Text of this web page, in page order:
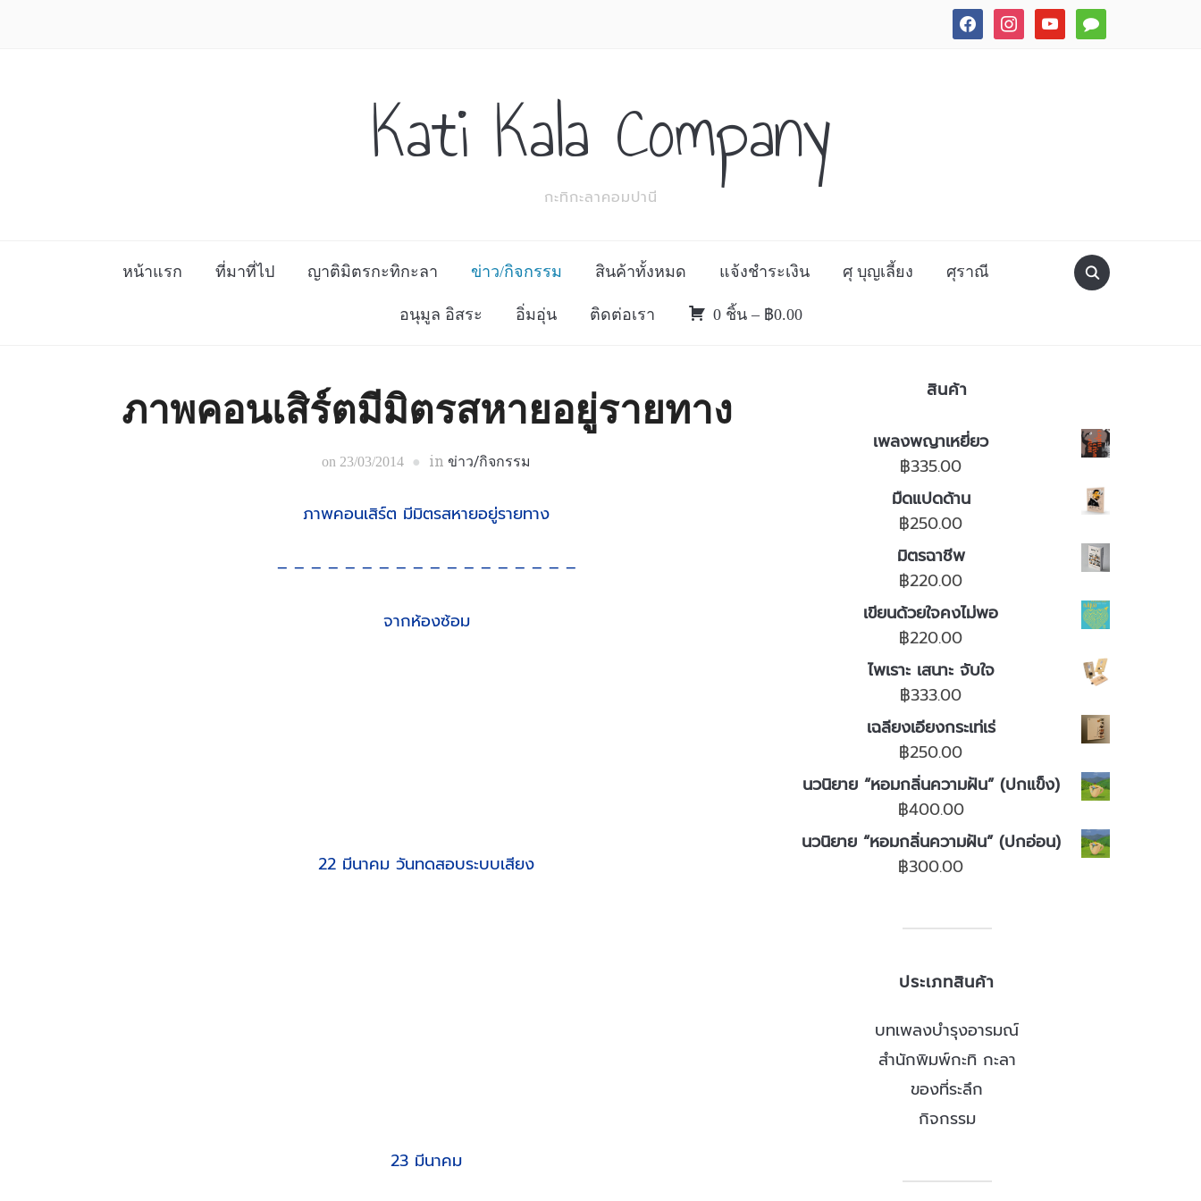
facebook instagram youtube comment
Kati Kala Company
กะทิกะลาคอมปานี
หน้าแรก ที่มาที่ไป ญาติมิตรกะทิกะลา ข่าว/กิจกรรม สินค้าทั้งหมด แจ้งชำระเงิน ศุ บุญเลี้ยง ศุราณี
อนุมูล อิสระ อิ่มอุ่น ติดต่อเรา 0 ชิ้น – ฿0.00
ภาพคอนเสิร์ตมีมิตรสหายอยู่รายทาง
on 23/03/2014 in ข่าว/กิจกรรม
ภาพคอนเสิร์ต มีมิตรสหายอยู่รายทาง
– – – – – – – – – – – – – – – – – –
จากห้องซ้อม
22 มีนาคม วันทดสอบระบบเสียง
23 มีนาคม
สินค้า
เพลงพญาเหยี่ยว
฿335.00
มืดแปดด้าน
฿250.00
มิตรฉาชีพ
฿220.00
เขียนด้วยใจคงไม่พอ
฿220.00
ไพเราะ เสนาะ จับใจ
฿333.00
เฉลียงเอียงกระเท่เร่
฿250.00
นวนิยาย “หอมกลิ่นความฝัน” (ปกแข็ง)
฿400.00
นวนิยาย “หอมกลิ่นความฝัน” (ปกอ่อน)
฿300.00
ประเภทสินค้า
บทเพลงบำรุงอารมณ์
สำนักพิมพ์กะทิ กะลา
ของที่ระลึก
กิจกรรม